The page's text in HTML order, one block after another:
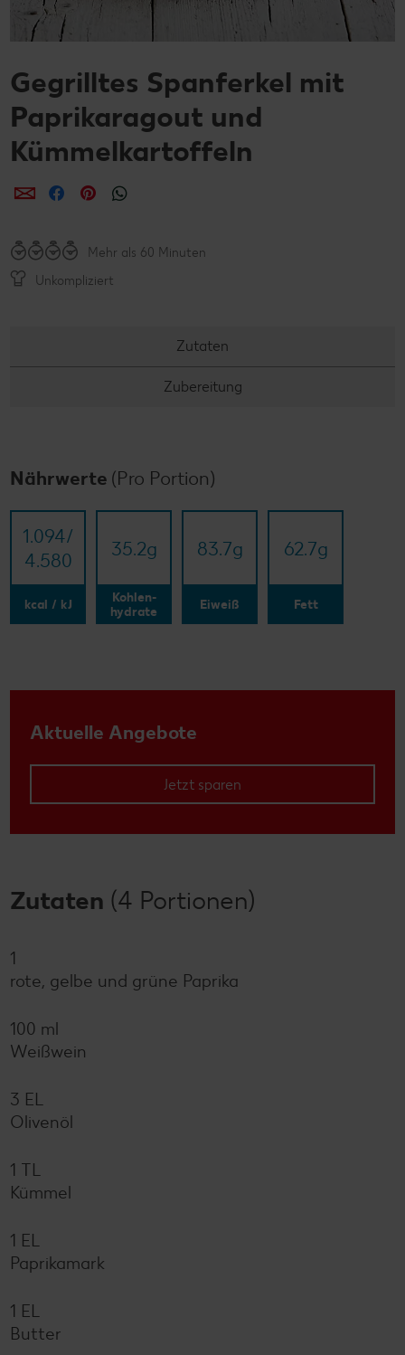
Gegrilltes Spanferkel mit
Paprikaragout und
Kümmelkartoffeln
per E-Mail teilen
per Facebook teilen
per Pinterest teilen
Mehr als 60 Minuten
Unkompliziert
Zutaten
Zubereitung
Nährwerte (Pro Portion)
1.094/​
4.580
kcal / kJ
35.2g
Kohlen-
hydrate
83.7g
Eiweiß
62.7g
Fett
Aktuelle Angebote
Jetzt sparen
Zutaten (4 Portionen)
1
rote, gelbe und grüne Paprika
100 ml
Weißwein
3 EL
Olivenöl
1 TL
Kümmel
1 EL
Paprikamark
1 EL
Butter